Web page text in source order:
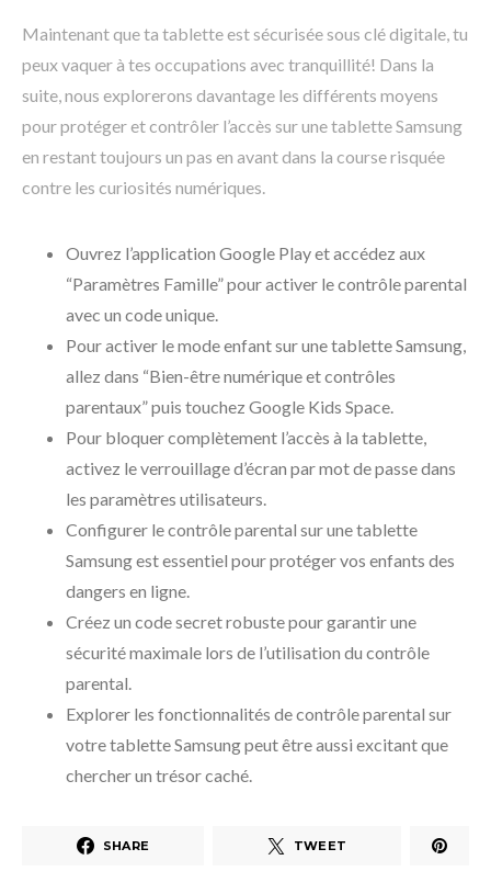
Maintenant que ta tablette est sécurisée sous clé digitale, tu
peux vaquer à tes occupations avec tranquillité! Dans la
suite, nous explorerons davantage les différents moyens
pour protéger et contrôler l’accès sur une tablette Samsung
en restant toujours un pas en avant dans la course risquée
contre les curiosités numériques.
Ouvrez l’application Google Play et accédez aux
“Paramètres Famille” pour activer le contrôle parental
avec un code unique.
Pour activer le mode enfant sur une tablette Samsung,
allez dans “Bien-être numérique et contrôles
parentaux” puis touchez Google Kids Space.
Pour bloquer complètement l’accès à la tablette,
activez le verrouillage d’écran par mot de passe dans
les paramètres utilisateurs.
Configurer le contrôle parental sur une tablette
Samsung est essentiel pour protéger vos enfants des
dangers en ligne.
Créez un code secret robuste pour garantir une
sécurité maximale lors de l’utilisation du contrôle
parental.
Explorer les fonctionnalités de contrôle parental sur
votre tablette Samsung peut être aussi excitant que
chercher un trésor caché.
SHARE TWEET